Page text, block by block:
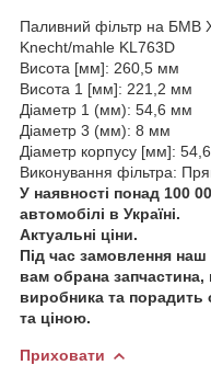
Паливний фільтр на БМВ
Knecht/mahle KL763D
Висота [мм]: 260,5 мм
Висота 1 [мм]: 221,2 мм
Діаметр 1 (мм): 54,6 мм
Діаметр 3 (мм): 8 мм
Діаметр корпусу [мм]:
Виконування фільтра:
У наявності понад 100
автомобілі в Україні.
Актуальні ціни.
Під час замовлення наш
вам обрана запчастина,
виробника та порадить
та ціною.
Приховати